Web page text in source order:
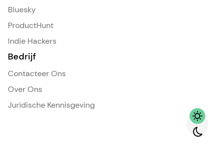
Bluesky
ProductHunt
Indie Hackers
Bedrijf
Contacteer Ons
Over Ons
Juridische Kennisgeving